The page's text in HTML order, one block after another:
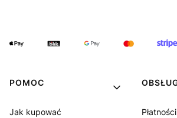
POMOC
Jak kupować
Płatności